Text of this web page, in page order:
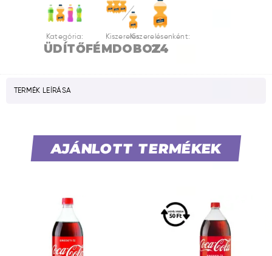
Kategória:
ÜDÍTŐ
Kiszerelés:
FÉMDOBOZ
Kiszerelésenként:
24
TERMÉK LEÍRÁSA
AJÁNLOTT TERMÉKEK